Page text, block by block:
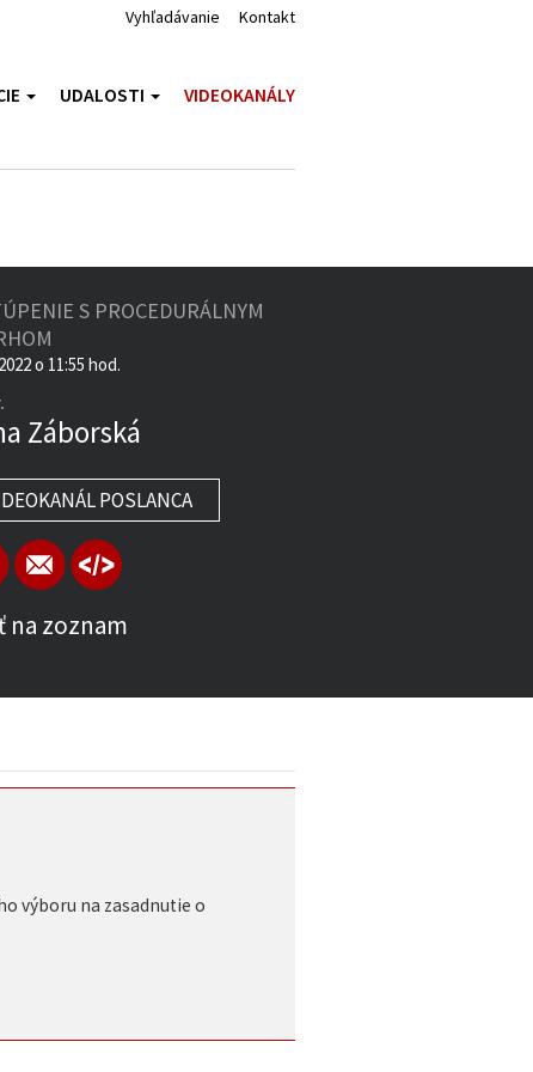
Vyhľadávanie Kontakt
UDALOSTI VIDEOKANÁLY
S PROCEDURÁLNYM
o 11:55 hod.
Záborská
POSLANCA
na zoznam
výboru na zasadnutie o